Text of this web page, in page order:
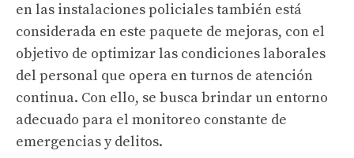
en las instalaciones policiales también está
considerada en este paquete de mejoras, con el
objetivo de optimizar las condiciones laborales
del personal que opera en turnos de atención
continua. Con ello, se busca brindar un entorno
adecuado para el monitoreo constante de
emergencias y delitos.